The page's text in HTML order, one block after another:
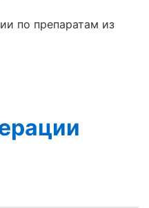
по препаратам из